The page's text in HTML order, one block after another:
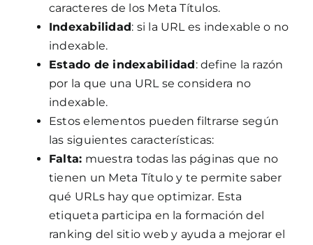
caracteres de los Meta Títulos.
Indexabilidad: si la URL es indexable o no
indexable.
Estado de indexabilidad: define la razón
por la que una URL se considera no
indexable.
Estos elementos pueden filtrarse según
las siguientes características:
Falta: muestra todas las páginas que no
tienen un Meta Título y te permite saber
qué URLs hay que optimizar. Esta
etiqueta participa en la formación del
ranking del sitio web y ayuda a mejorar el